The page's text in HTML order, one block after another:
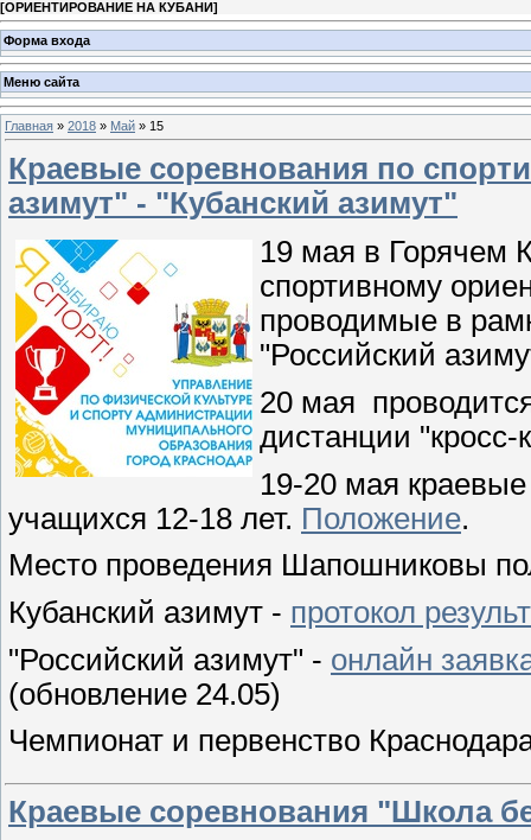
[ОРИЕНТИРОВАНИЕ НА КУБАНИ]
Форма входа
Меню сайта
Главная » 2018 » Май » 15
Краевые соревнования по
азимут" - "Кубанский азимут"
19 мая в Горячем
спортивному
проводимые в
"Российский
20 мая
дистанции "кросс-
19-20 мая
учащихся 12-18 лет. Положение.
Место проведения Шапошниковы
Кубанский азимут - протокол
"Российский азимут" - онлайн
(обновление 24.05)
Чемпионат и первенство
Краевые соревнования "Школа